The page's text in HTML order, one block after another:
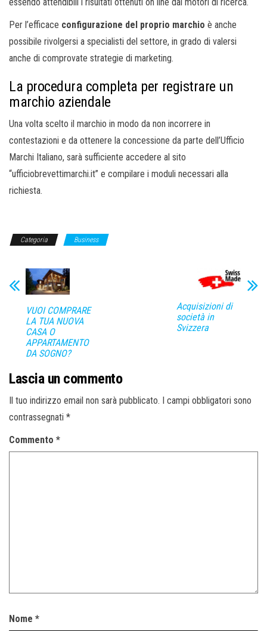
Per l’efficace configurazione del proprio marchio è anche
possibile rivolgersi a specialisti del settore, in grado di valersi
anche di comprovate strategie di marketing.
La procedura completa per registrare un
marchio aziendale
Una volta scelto il marchio in modo da non incorrere in
contestazioni e da ottenere la concessione da parte dell’Ufficio
Marchi Italiano, sarà sufficiente accedere al sito
“ufficiobrevettimarchi.it” e compilare i moduli necessari alla
richiesta.
Categoria Business
VUOI COMPRARE
LA TUA NUOVA
CASA O
APPARTAMENTO
DA SOGNO?
Acquisizioni di
società in
Svizzera
Lascia un commento
Il tuo indirizzo email non sarà pubblicato.
I campi obbligatori sono
contrassegnati *
Commento *
Nome *